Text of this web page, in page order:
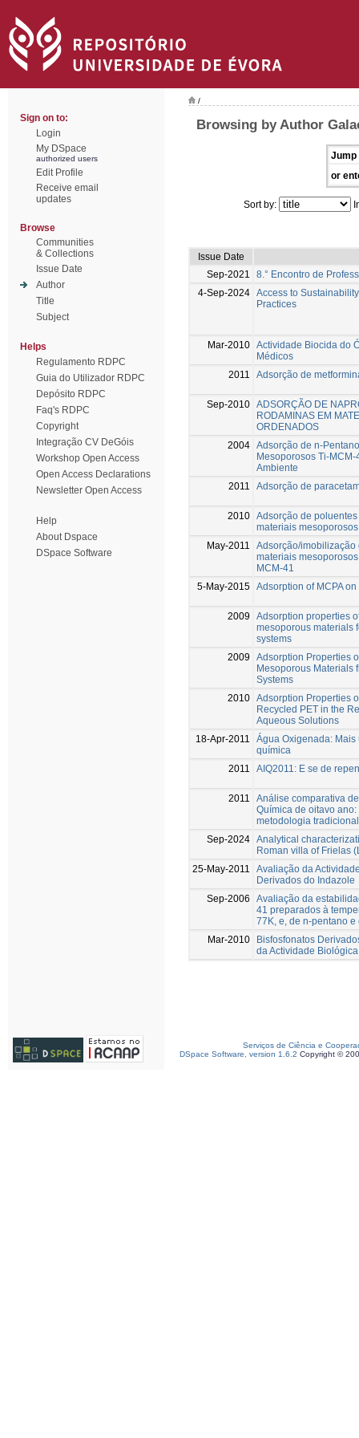
Sign on to:
Login
My DSpace
authorized users
Edit Profile
Receive email
updates
Browse
Communities
& Collections
Issue Date
Author
Title
Subject
Helps
Regulamento RDPC
Guia do Utilizador RDPC
Depósito RDPC
Faq's RDPC
Copyright
Integração CV DeGóis
Workshop Open Access
Open Access Declarations
Newsletter Open Access
Help
About Dspace
DSpace Software
/
Browsing by Author
Jump
or
Sort by:
Issue Date
Sep-2021
8.° Encontro de
4-Sep-2024 Access to
Practices
Mar-2010 Actividade Biocida do
Médicos
2011
Adsorção de
Sep-2010 ADSORÇÃO DE
RODAMINAS EM
ORDENADOS
2004 Adsorção de n-
Mesoporosos Ti-
Ambiente
2011
Adsorção de
2010 Adsorção de
materiais
May-2011
Adsorção/imobilização
materiais
MCM-41
5-May-2015 Adsorption of MCPA
2009
Adsorption properties
mesoporous materials
systems
2009
Adsorption Properties
Mesoporous Materials
Systems
2010 Adsorption Properties
Recycled PET in the
Aqueous Solutions
18-Apr-2011
Água Oxigenada:
química
2011
AIQ2011: E se de
2011
Análise comparativa
Química de oitavo
metodologia
Sep-2024 Analytical
Roman villa of Frielas
25-May-2011
Avaliação da
Derivados do Indazole
Sep-2006
Avaliação da
41 preparados à
77K, e, de n-pentano
Mar-2010
Bisfosfonatos
da Actividade Biológica
Serviços de Ciência e
DSpace Software, version 1.6.2 Copyright ©